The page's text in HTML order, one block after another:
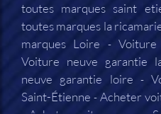
toutes marques saint
toutes marques la
marques Loire
Voiture neuve garantie
neuve garantie loire
Saint-Étienne
Acheter